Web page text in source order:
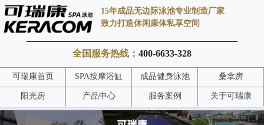
15年成品无边际泳池专业制造厂家
致力打造休闲康体私享空间
全国服务热线： 400-6633-328
可瑞康首页 SPA按摩浴缸 成品健身泳池 桑拿房
阳光房 产品中心 服务案例 关于可瑞康